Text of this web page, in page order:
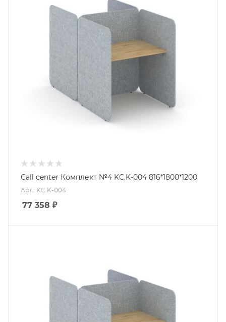
Call center Комплект №4 KC.K-004 816*1800*1200
Арт.: KC.K-004
77 358 ₽